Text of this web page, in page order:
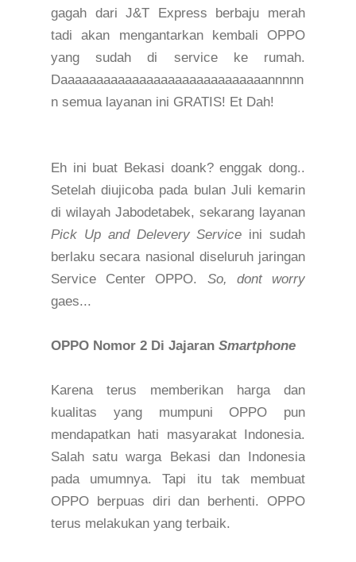
gagah dari J&T Express berbaju merah
tadi akan mengantarkan kembali OPPO
yang sudah di service ke rumah.
Daaaaaaaaaaaaaaaaaaaaaaaaaaaaannnnn
n semua layanan ini GRATIS! Et Dah!
Eh ini buat Bekasi doank? enggak dong..
Setelah diujicoba pada bulan Juli kemarin
di wilayah Jabodetabek, sekarang layanan
Pick Up and Delevery Service ini sudah
berlaku secara nasional diseluruh jaringan
Service Center OPPO.
So, dont worry
gaes...
OPPO Nomor 2 Di Jajaran Smartphone
Karena terus memberikan harga dan
kualitas yang mumpuni OPPO pun
mendapatkan hati masyarakat Indonesia.
Salah satu warga Bekasi dan Indonesia
pada umumnya. Tapi itu tak membuat
OPPO berpuas diri dan berhenti. OPPO
terus melakukan yang terbaik.